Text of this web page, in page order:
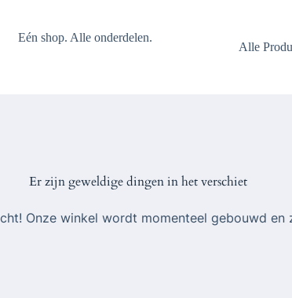
Eén shop. Alle onderdelen.
Alle
Er zijn geweldige dingen in het verschiet
Onze winkel wordt momenteel gebouwd en